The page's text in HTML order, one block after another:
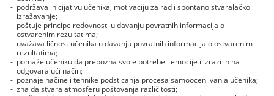
- podržava inicijativu učenika, motivaciju za rad i spontano stvaralačko
izražavanje;
- poštuje principe redovnosti u davanju povratnih informacija o
ostvarenim rezultatima;
- uvažava ličnost učenika u davanju povratnih informacija o ostvarenim
rezultatima;
- pomaže učeniku da prepozna svoje potrebe i emocije i izrazi ih na
odgovarajući način;
- poznaje načine i tehnike podsticanja procesa samoocenjivanja učenika;
- zna da stvara atmosferu poštovanja različitosti;